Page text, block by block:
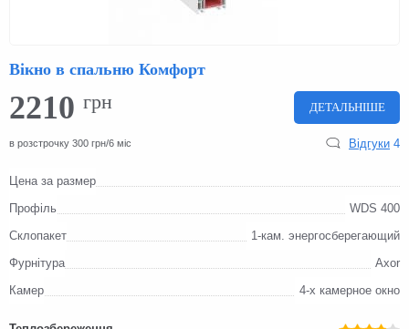
Вікно в спальню Комфорт
2210 грн ДЕТАЛЬНІШЕ
в розстрочку 300 грн/6 міс Відгуки 4
Цена за размер
Профіль
WDS 400
Склопакет
1-кам. энергосберегающий
Фурнітура
Axor
Камер
4-х камерное окно